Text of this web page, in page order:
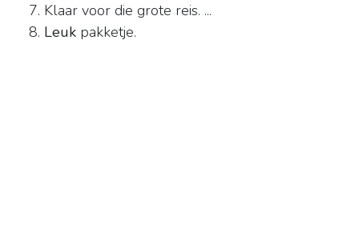
Klaar voor die grote reis. ...
Leuk pakketje.